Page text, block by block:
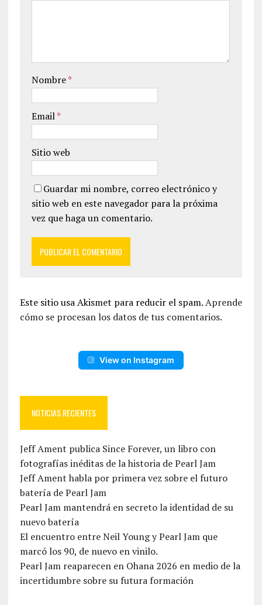
Nombre*
Email*
Sitio web
Guardar mi nombre, correo electrónico y
sitio web en este navegador para la próxima
vez que haga un comentario.
Este sitio usa Akismet para reducir el spam.Aprende
cómo se procesan los datos de tus comentarios.
View on Instagram
NOTICIAS RECIENTES
Jeff Ament publica Since Forever, un libro con
fotografías inéditas de la historia de Pearl Jam
Jeff Ament habla por primera vez sobre el futuro
batería de Pearl Jam
Pearl Jam mantendrá en secreto la identidad de su
nuevo batería
El encuentro entre Neil Young y Pearl Jam que
marcó los 90, de nuevo en vinilo.
Pearl Jam reaparecen en Ohana 2026 en medio de la
incertidumbre sobre su futura formación